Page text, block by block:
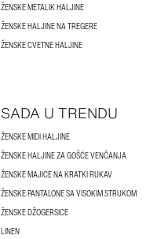
ŽENSKE METALIK HALJINE
ŽENSKE HALJINE NA TREGERE
ŽENSKE CVETNE HALJINE
SADA U TRENDU
ŽENSKE MIDI HALJINE
ŽENSKE HALJINE ZA GOŠĆE VENČANJA
ŽENSKE MAJICE NA KRATKI RUKAV
ŽENSKE PANTALONE SA VISOKIM STRUKOM
ŽENSKE DŽOGERSICE
LINEN